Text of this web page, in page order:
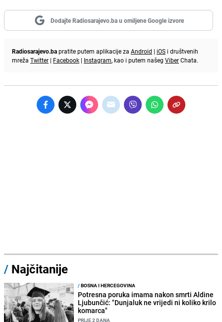
Dodajte Radiosarajevo.ba u omiljene Google izvore
Radiosarajevo.bapratite putem aplikacije za Android | iOS i društvenih
mreža Twitter | Facebook | Instagram, kao i putem našeg ViberChata.
/ Najčitanije
/BOSNA I HERCEGOVINA
Potresna poruka imama nakon smrti Aldine
Ljubunčić: "Dunjaluk ne vrijedi ni koliko krilo
komarca"
PRIJE 2 DANA